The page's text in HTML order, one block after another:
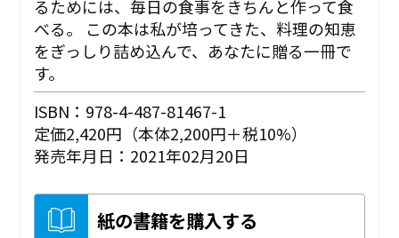
るためには、毎日の食事をきちんと作って食
べる。 この本は私が培ってきた、料理の知恵
をぎっしり詰め込んで、あなたに贈る一冊で
す。
ISBN：978-4-487-81467-1
定価2,420円（本体2,200円＋税10%）
発売年月日：2021年02月20日
紙の書籍を購入する